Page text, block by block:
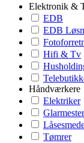
Elektronik &
EDB
EDB
Hifi & Tv
Håndværkere
Elektriker
Glarmester
Tømrer